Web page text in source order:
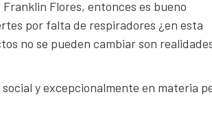
Flores, entonces es bueno
por falta de respiradores ¿en esta
no se pueden cambiar son
y excepcionalmente en materia